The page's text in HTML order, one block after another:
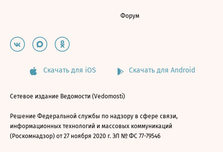
Форум
Скачать для iOS Скачать для Android
Сетевое издание Ведомости (Vedomosti)
Решение Федеральной службы по надзору в сфере связи,
информационных технологий и массовых коммуникаций
(Роскомнадзор) от 27 ноября 2020 г. ЭЛ № ФС 77-79546